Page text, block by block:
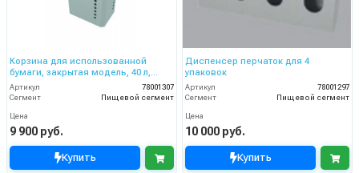
Корзина для использованной
бумаги, закрытая модель, 40 л,
нерж.сталь
Артикул
78001307
Сегмент
Пищевой сегмент
Цена
9 900 руб.
Купить
Диспенсер перчаток для 4
упаковок
Артикул
78001297
Сегмент
Пищевой сегмент
Цена
10 000 руб.
Купить